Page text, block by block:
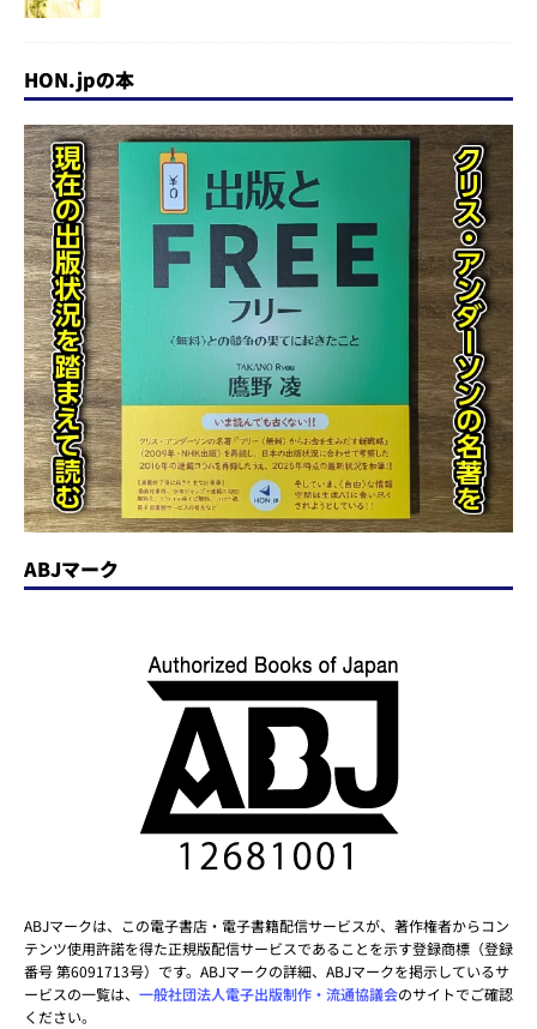
HON.jpの本
ABJマーク
ABJマークは、この電子書店・電子書籍配信サービスが、著作権者からコン
テンツ使用許諾を得た正規版配信サービスであることを示す登録商標（登録
番号 第6091713号）です。ABJマークの詳細、ABJマークを掲示しているサ
ービスの一覧は、 一般社団法人電子出版制作・流通協議会のサイトでご確認
ください。